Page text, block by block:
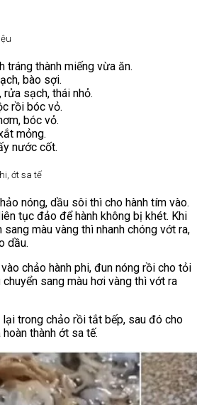
tráng thành miếng vừa ăn.
bào sợi.
rửa sạch, thái nhỏ.
rồi bóc vỏ.
bóc vỏ.
mỏng.
nước cốt.
ớt sa tế
nóng, dầu sôi thì cho hành tím vào.
tục đảo để hành không bị khét. Khi
sang màu vàng thì nhanh chóng vớt ra,
dầu.
chảo hành phi, đun nóng rồi cho tỏi
sang màu hơi vàng thì vớt ra
trong chảo rồi tắt bếp, sau đó cho
thành ớt sa tế.